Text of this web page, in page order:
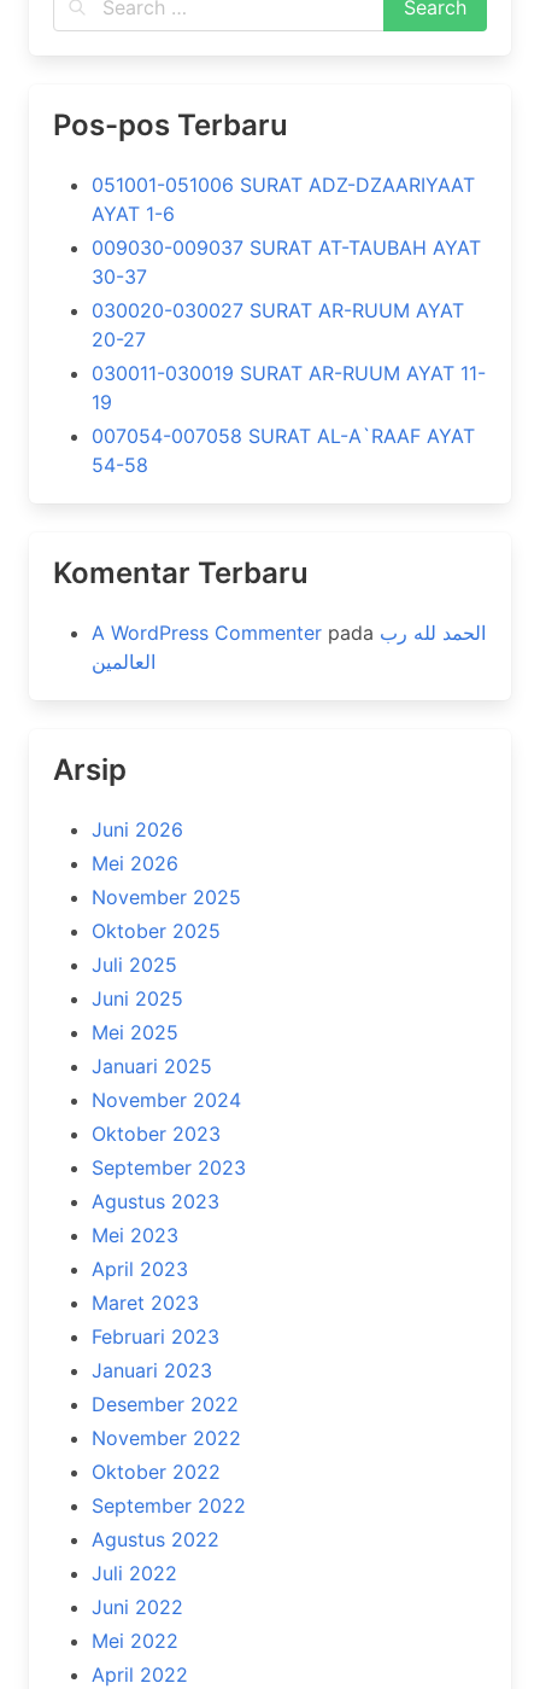
Pos-pos Terbaru
051001-051006 SURAT ADZ-DZAARIYAAT
AYAT 1-6
009030-009037 SURAT AT-TAUBAH AYAT
30-37
030020-030027 SURAT AR-RUUM AYAT
20-27
030011-030019 SURAT AR-RUUM AYAT 11-
19
007054-007058 SURAT AL-A`RAAF AYAT
54-58
Komentar Terbaru
A WordPress Commenter pada الحمد لله رب
العالمين
Arsip
Juni 2026
Mei 2026
November 2025
Oktober 2025
Juli 2025
Juni 2025
Mei 2025
Januari 2025
November 2024
Oktober 2023
September 2023
Agustus 2023
Mei 2023
April 2023
Maret 2023
Februari 2023
Januari 2023
Desember 2022
November 2022
Oktober 2022
September 2022
Agustus 2022
Juli 2022
Juni 2022
Mei 2022
April 2022